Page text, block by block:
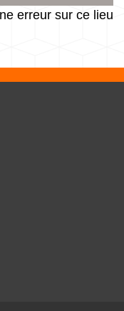
erreur sur ce lieu